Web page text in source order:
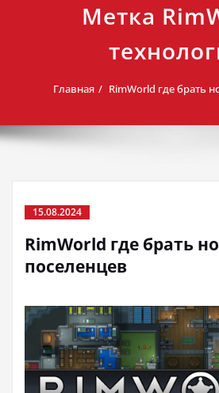
Метка
Главная RimWorld где брать
15.08.2024
RimWorld где брать
поселенцев